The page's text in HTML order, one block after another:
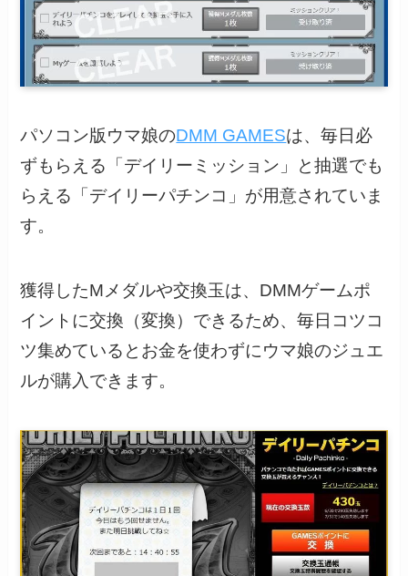
パソコン版ウマ娘のDMM GAMESは、毎日必
ずもらえる「デイリーミッション」と抽選でも
らえる「デイリーパチンコ」が用意されていま
す。
獲得したMメダルや交換玉は、DMMゲームポ
イントに交換（変換）できるため、毎日コツコ
ツ集めているとお金を使わずにウマ娘のジュエ
ルが購入できます。